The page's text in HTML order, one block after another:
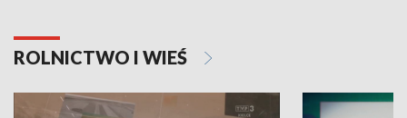
ROLNICTWO I WIEŚ